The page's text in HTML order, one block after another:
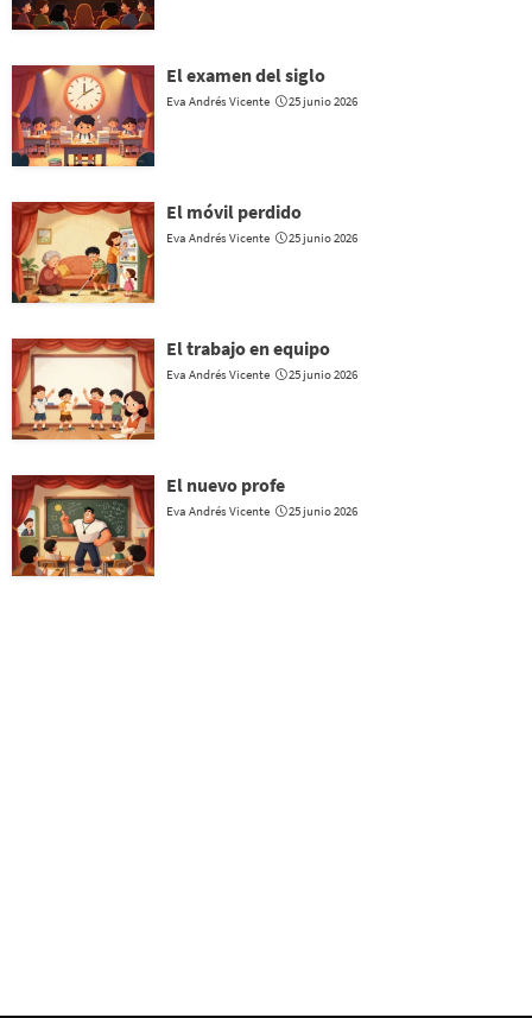
El examen del siglo
Eva Andrés Vicente 25 junio 2026
El móvil perdido
Eva Andrés Vicente 25 junio 2026
El trabajo en equipo
Eva Andrés Vicente 25 junio 2026
El nuevo profe
Eva Andrés Vicente 25 junio 2026